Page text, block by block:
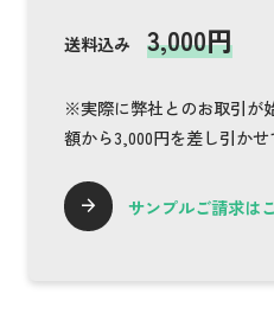
送料込み 3,000円
※実際に弊社とのお取引が
額から3,000円を差し引かせ
サンプルご請求は